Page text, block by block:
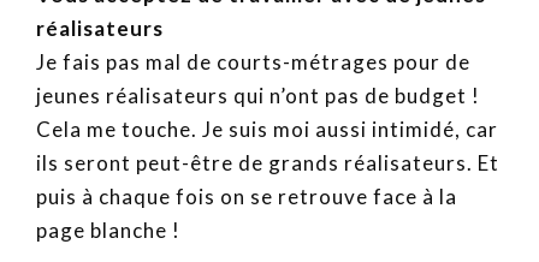
réalisateurs
Je fais pas mal de courts-métrages pour de
jeunes réalisateurs qui n’ont pas de budget !
Cela me touche. Je suis moi aussi intimidé, car
ils seront peut-être de grands réalisateurs. Et
puis à chaque fois on se retrouve face à la
page blanche !